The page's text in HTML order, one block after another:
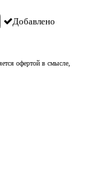
Добавлено
офертой в смысле,